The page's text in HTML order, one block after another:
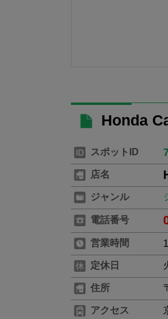
Honda
スポットID
店名
ジャンル
電話番号
営業時間
定休日
住所
アクセス